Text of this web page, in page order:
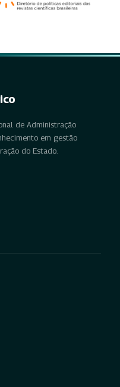
de Administração
em gestão
do Estado.